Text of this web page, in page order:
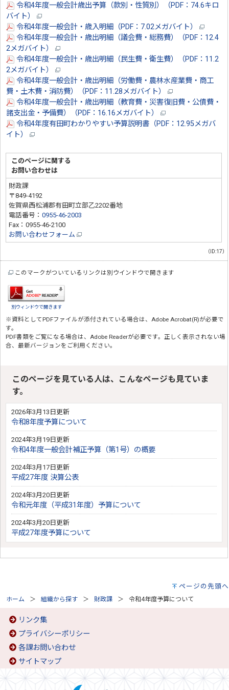
令和4年度一般会計歳出予算（款別・性質別）（PDF：74.6キロ
バイト）
令和4年度一般会計・歳入明細（PDF：7.02メガバイト）
令和4年度一般会計・歳出明細（議会費・総務費）（PDF：12.4
2メガバイト）
令和4年度一般会計・歳出明細（民生費・衛生費）（PDF：11.2
2メガバイト）
令和4年度一般会計・歳出明細（労働費・農林水産業費・商工
費・土木費・消防費）（PDF：11.28メガバイト）
令和4年度一般会計・歳出明細（教育費・災害復旧費・公債費・
諸支出金・予備費）（PDF：16.16メガバイト）
令和4年度有田町わかりやすい予算説明書（PDF：12.95メガバ
イト）
このページに関する
お問い合わせは
財政課
〒849-4192
佐賀県西松浦郡有田町立部乙2202番地
電話番号：0955-46-2003
Fax：0955-46-2100
お問い合わせフォーム
（ID:17）
このマークがついているリンクは別ウインドウで開きます
別ウィンドウで開きます
※資料としてPDFファイルが添付されている場合は、 Adobe Acrobat(R)が必要で
す。
PDF書類をご覧になる場合は、 Adobe Readerが必要です。正しく表示されない場
合、最新バージョンをご利用ください。
このページを見ている人は、こんなページも見ていま
す。
2026年3月13日更新
令和8年度予算について
2024年3月19日更新
令和4年度一般会計補正予算（第1号）の概要
2024年3月17日更新
平成27年度 決算公表
2024年3月20日更新
令和元年度（平成31年度）予算について
2024年3月20日更新
平成27年度予算について
ページの先頭へ
ホーム 組織から探す 財政課 令和4年度予算について
リンク集
プライバシーポリシー
各課お問い合わせ
サイトマップ